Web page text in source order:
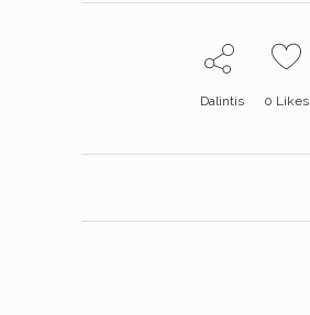
Dalintis 0 Likes